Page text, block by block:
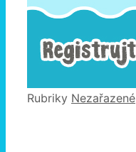
Rubriky Nezařazené